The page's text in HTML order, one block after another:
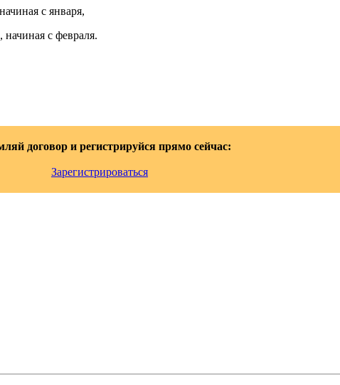
с января,
начиная с февраля.
договор и регистрируйся прямо сейчас:
Зарегистрироваться